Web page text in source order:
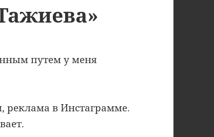
путем у меня
реклама в Инстаграмме.